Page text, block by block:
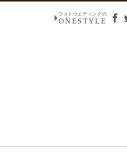
フォトウェディングの
ONESTYLE